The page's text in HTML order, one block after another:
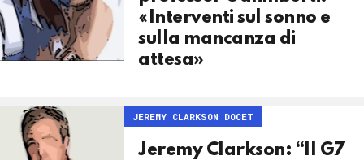
«Interventi sul sonno e
sulla mancanza di
attesa»
JEREMY CLARKSON DOCET
Jeremy Clarkson: “Il G7